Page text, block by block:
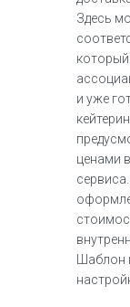
Здесь
и уже
ценами
Шаблон